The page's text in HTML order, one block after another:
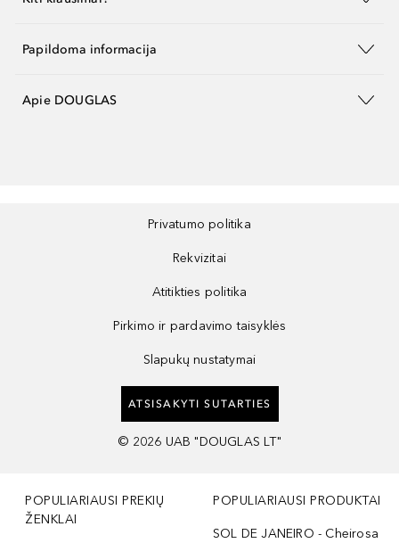
Papildoma informacija
Apie DOUGLAS
Privatumo politika
Rekvizitai
Atitikties politika
Pirkimo ir pardavimo taisyklės
Slapukų nustatymai
ATSISAKYTI SUTARTIES
© 2026 UAB "DOUGLAS LT"
POPULIARIAUSI PREKIŲ
ŽENKLAI
POPULIARIAUSI PRODUKTAI
SOL DE JANEIRO - Cheirosa